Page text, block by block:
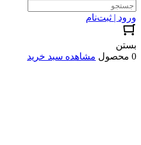
ورود | ثبت‌نام
بستن
0 محصول
مشاهده سبد خرید